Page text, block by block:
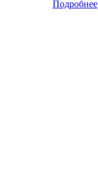
Подробнее